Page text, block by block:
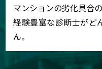
マンションの劣化具合
経験豊富な診断士がど
ん。